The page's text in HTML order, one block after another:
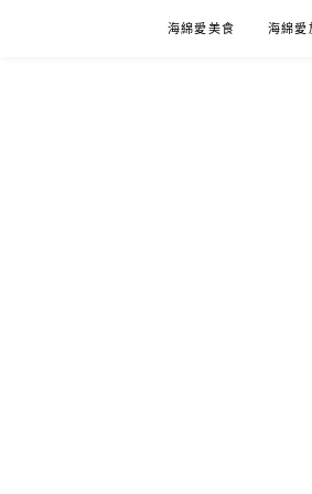
海綿愛美食 海綿愛